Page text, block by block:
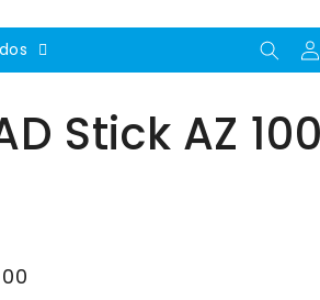
Stick AZ 100